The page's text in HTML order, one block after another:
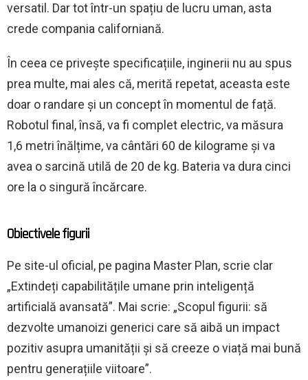
versatil. Dar tot într-un spațiu de lucru uman, asta
crede compania californiană.
În ceea ce privește specificațiile, inginerii nu au spus
prea multe, mai ales că, merită repetat, aceasta este
doar o randare și un concept în momentul de față.
Robotul final, însă, va fi complet electric, va măsura
1,6 metri înălțime, va cântări 60 de kilograme și va
avea o sarcină utilă de 20 de kg. Bateria va dura cinci
ore la o singură încărcare.
Obiectivele figurii
Pe site-ul oficial, pe pagina Master Plan, scrie clar
„Extindeți capabilitățile umane prin inteligență
artificială avansată”. Mai scrie: „Scopul figurii: să
dezvolte umanoizi generici care să aibă un impact
pozitiv asupra umanității și să creeze o viață mai bună
pentru generațiile viitoare”.